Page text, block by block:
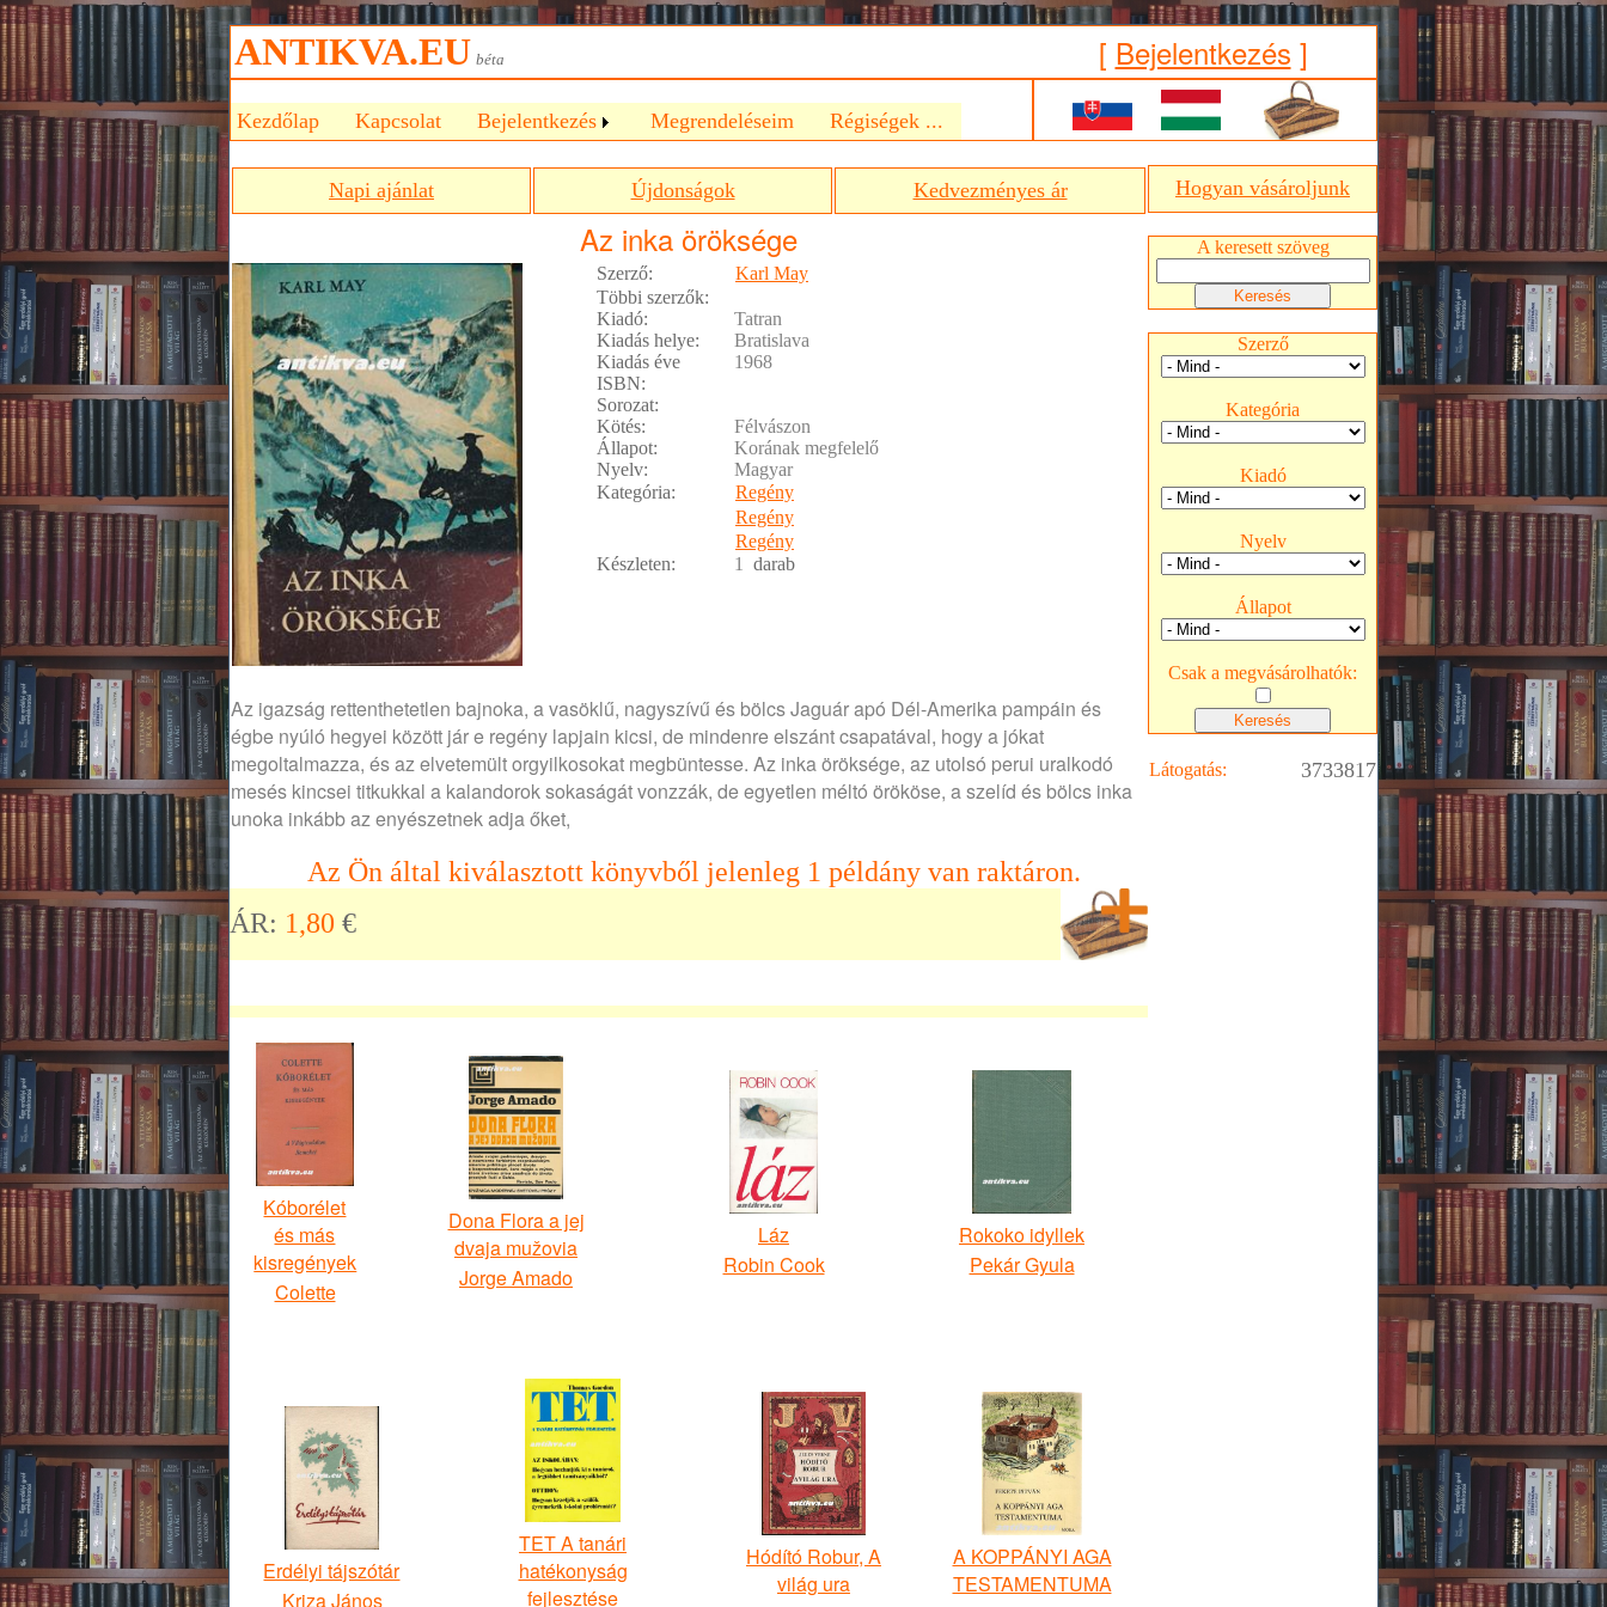
ANTIKVA.EU béta [ Bejelentkezés ]
Kezdőlap Kapcsolat Bejelentkezés Megrendeléseim Régiségek ...
Napi ajánlat Újdonságok Kedvezményes ár
Az inka öröksége
Szerző:
Karl May
Többi szerzők:
Kiadó:
Tatran
Kiadás helye:
Bratislava
Kiadás éve
1968
ISBN:
Sorozat:
Kötés:
Félvászon
Állapot:
Korának megfelelő
Nyelv:
Magyar
Kategória:
Regény
Regény
Regény
Készleten:
1 darab
Az igazság rettenthetetlen bajnoka, a vasöklű, nagyszívű és bölcs Jaguár apó Dél-Amerika pampáin és
égbe nyúló hegyei között jár e regény lapjain kicsi, de mindenre elszánt csapatával, hogy a jókat
megoltalmazza, és az elvetemült orgyilkosokat megbüntesse. Az inka öröksége, az utolsó perui uralkodó
mesés kincsei titkukkal a kalandorok sokaságát vonzzák, de egyetlen méltó örököse, a szelíd és bölcs inka
unoka inkább az enyészetnek adja őket,
Az Ön által kiválasztott könyvből jelenleg 1 példány van raktáron.
ÁR: 1,80 €
Kóborélet
és más
kisregények
Colette
Dona Flora a jej
dvaja mužovia
Jorge Amado
Láz
Robin Cook
Rokoko idyllek
Pekár Gyula
Erdélyi tájszótár
Kriza János
TET A tanári
hatékonyság
fejlesztése
Hódító Robur, A
világ ura
A KOPPÁNYI AGA
TESTAMENTUMA
Hogyan vásároljunk
A keresett szöveg
Szerző
Kategória
Kiadó
Nyelv
Állapot
Csak a megvásárolhatók:
Látogatás: 3733817